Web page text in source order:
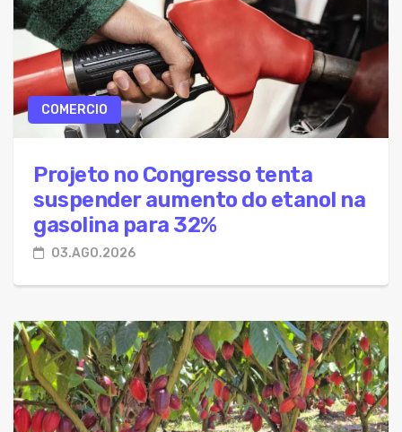
05.Ago.2026 - Seagri-BA abre seleção com 35
05.Ago.2026 - Nova lei reforça fiscalização e
05.Ago.2026 - MEC oferece cursos gratuitos
05.Ago.2026 - Câmara avança projeto para
COMERCIO
Projeto no Congresso tenta
suspender aumento do etanol na
gasolina para 32%
03.AGO.2026